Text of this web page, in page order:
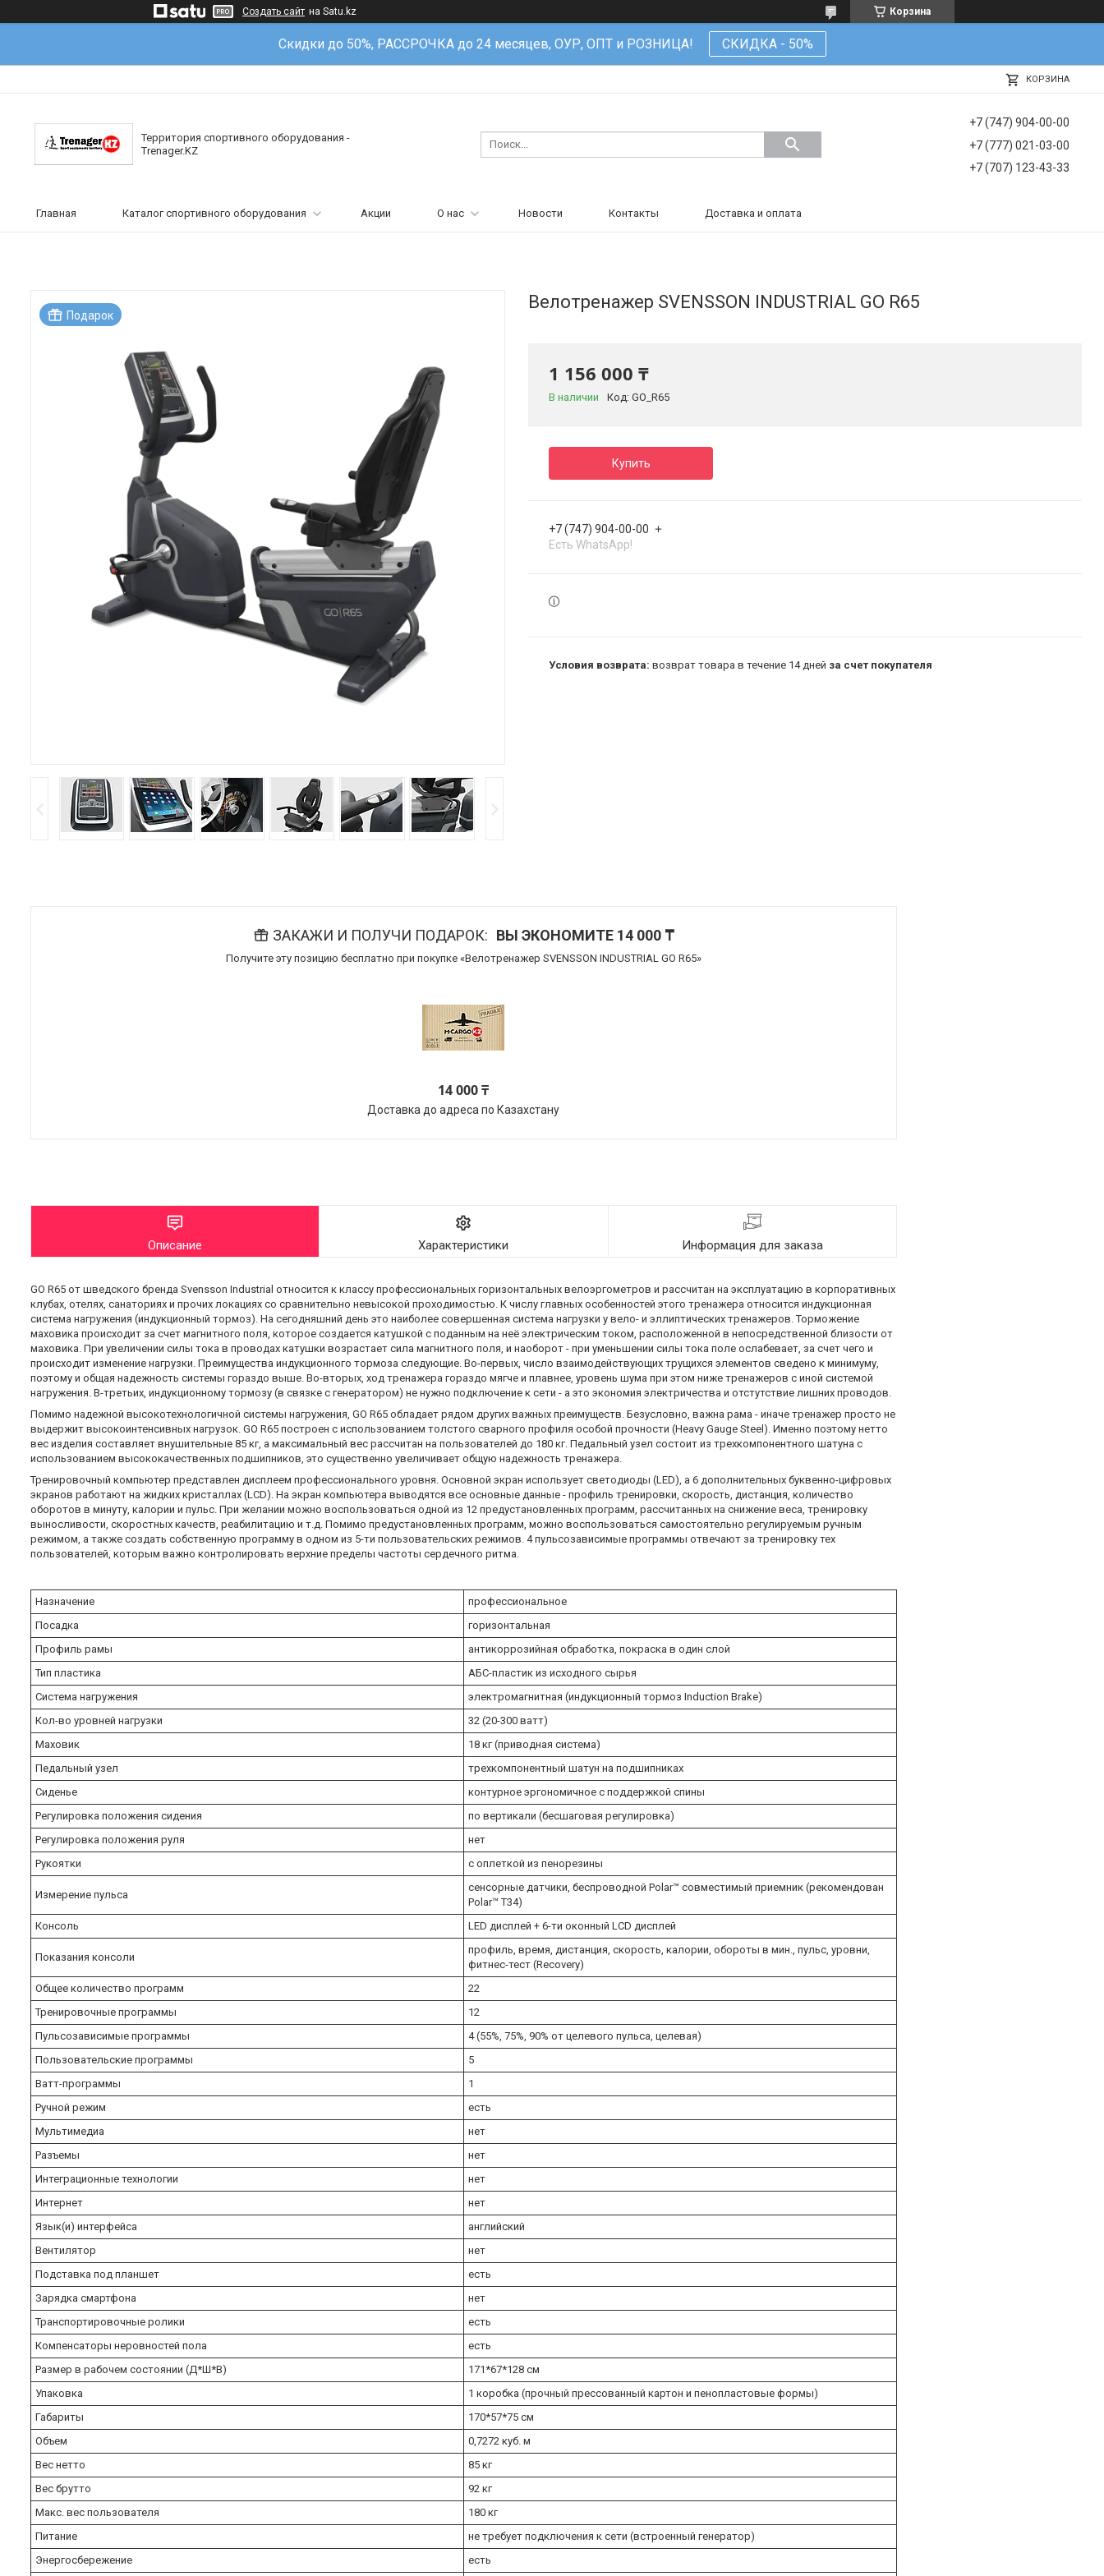
Создать сайт на Satu.kz Корзина
Скидки до 50%, РАССРОЧКА до 24 месяцев, ОУР, ОПТ и РОЗНИЦА! СКИДКА - 50%
КОРЗИНА
Территория спортивного оборудования -
Trenager.KZ
+7 (747) 904-00-00
+7 (777) 021-03-00
+7 (707) 123-43-33
Главная Каталог спортивного оборудования Акции О нас Новости Контакты Доставка и оплата
Подарок
Велотренажер SVENSSON INDUSTRIAL GO R65
1 156 000 ₸
В наличии Код: GO_R65
Купить
+7 (747) 904-00-00
Есть WhatsApp!
возврат товара в течение 14 дней за счет покупателя
ЗАКАЖИ И ПОЛУЧИ ПОДАРОК ВЫ ЭКОНОМИТЕ 14 000 ₸
Получите эту позицию бесплатно при покупке «Велотренажер SVENSSON INDUSTRIAL GO R65»
14 000 ₸
Доставка до адреса по Казахстану
Описание Характеристики Информация для заказа
GO R65 от шведского бренда Svensson Industrial относится к классу профессиональных горизонтальных велоэргометров и рассчитан на эксплуатацию в корпоративных
клубах, отелях, санаториях и прочих локациях со сравнительно невысокой проходимостью. К числу главных особенностей этого тренажера относится индукционная
система нагружения (индукционный тормоз). На сегодняшний день это наиболее совершенная сиcтема нагрузки у вело- и эллиптических тренажеров. Торможение
маховика происходит за счет магнитного поля, которое создается катушкой с поданным на неё электрическим током, расположенной в непосредственной близости от
маховика. При увеличении силы тока в проводах катушки возрастает сила магнитного поля, и наоборот - при уменьшении силы тока поле ослабевает, за счет чего и
происходит изменение нагрузки. Преимущества индукционного тормоза следующие. Во-первых, число взаимодействующих трущихся элементов сведено к минимуму,
поэтому и общая надежность системы гораздо выше. Во-вторых, ход тренажера гораздо мягче и плавнее, уровень шума при этом ниже тренажеров с иной системой
нагружения. В-третьих, индукционному тормозу (в связке с генератором) не нужно подключение к сети - а это экономия электричества и отстутствие лишних проводов.
Помимо надежной высокотехнологичной системы нагружения, GO R65 обладает рядом других важных преимуществ. Безусловно, важна рама - иначе тренажер просто не
выдержит высокоинтенсивных нагрузок. GO R65 построен с использованием толстого сварного профиля особой прочности (Heavy Gauge Steel). Именно поэтому нетто
вес изделия составляет внушительные 85 кг, а максимальный вес рассчитан на пользователей до 180 кг. Педальный узел состоит из трехкомпонентного шатуна с
использованием высококачественных подшипников, это существенно увеличивает общую надежность тренажера.
Тренировочный компьютер представлен дисплеем профессионального уровня. Основной экран использует светодиоды (LED), а 6 дополнительных буквенно-цифровых
экранов работают на жидких кристаллах (LCD). На экран компьютера выводятся все основные данные - профиль тренировки, скорость, дистанция, количество
оборотов в минуту, калории и пульс. При желании можно воспользоваться одной из 12 предустановленных программ, рассчитанных на снижение веса, тренировку
выносливости, скоростных качеств, реабилитацию и т.д. Помимо предустановленных программ, можно воспользоваться самостоятельно регулируемым ручным
режимом, а также создать собственную программу в одном из 5-ти пользовательских режимов. 4 пульсозависимые программы отвечают за тренировку тех
пользователей, которым важно контролировать верхние пределы частоты сердечного ритма.
Назначение
профессиональное
Посадка
горизонтальная
Профиль рамы
антикоррозийная обработка, покраска в один слой
Тип пластика
АБС-пластик из исходного сырья
Система нагружения
электромагнитная (индукционный тормоз Induction Brake)
Кол-во уровней нагрузки
32 (20-300 ватт)
Маховик
18 кг (приводная система)
Педальный узел
трехкомпонентный шатун на подшипниках
Сиденье
контурное эргономичное с поддержкой спины
Регулировка положения сидения
по вертикали (бесшаговая регулировка)
Регулировка положения руля
нет
Рукоятки
с оплеткой из пенорезины
Измерение пульса
сенсорные датчики, беспроводной Polar™ совместимый приемник (рекомендован
Polar™ T34)
Консоль
LED дисплей + 6-ти оконный LCD дисплей
Показания консоли
профиль, время, дистанция, скорость, калории, обороты в мин., пульс, уровни,
фитнес-тест (Recovery)
Общее количество программ
22
Тренировочные программы
12
Пульсозависимые программы
4 (55%, 75%, 90% от целевого пульса, целевая)
Пользовательские программы
5
Ватт-программы
1
Ручной режим
есть
Мультимедиа
нет
Разъемы
нет
Интеграционные технологии
нет
Интернет
нет
Язык(и) интерфейса
английский
Вентилятор
нет
Подставка под планшет
есть
Зарядка смартфона
нет
Транспортировочные ролики
есть
Компенсаторы неровностей пола
есть
Размер в рабочем состоянии (Д*Ш*В)
171*67*128 см
Упаковка
1 коробка (прочный прессованный картон и пеноплаcтовые формы)
Габариты
170*57*75 см
Объем
0,7272 куб. м
Вес нетто
85 кг
Вес брутто
92 кг
Макс. вес пользователя
180 кг
Питание
не требует подключения к сети (встроенный генератор)
Энергосбережение
есть